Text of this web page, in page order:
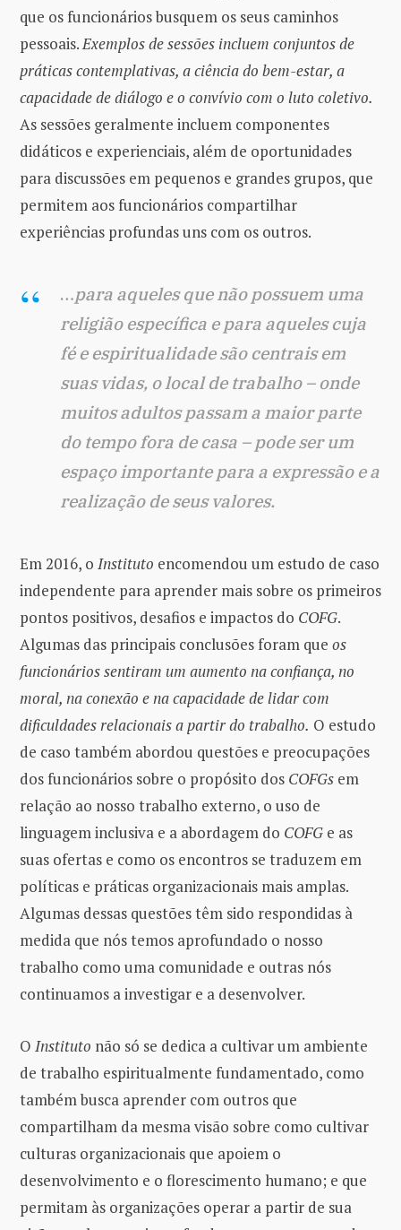
que os funcionários busquem os seus caminhos
pessoais.Exemplos de sessões incluem conjuntos de
práticas contemplativas, a ciência do bem-estar, a
capacidade de diálogo e o convívio com o luto coletivo.
As sessões geralmente incluem componentes
didáticos e experienciais, além de oportunidades
para discussões em pequenos e grandes grupos, que
permitem aos funcionários compartilhar
experiências profundas uns com os outros.
…para aqueles que não possuem uma
religião específica e para aqueles cuja
fé e espiritualidade são centrais em
suas vidas, o local de trabalho – onde
muitos adultos passam a maior parte
do tempo fora de casa – pode ser um
espaço importante para a expressão e a
realização de seus valores.
Em 2016, o Instituto encomendou um estudo de caso
independente para aprender mais sobre os primeiros
pontos positivos, desafios e impactos do COFG.
Algumas das principais conclusões foram que os
funcionários sentiram um aumento na confiança, no
moral, na conexão e na capacidade de lidar com
dificuldades relacionais a partir do trabalho. O estudo
de caso também abordou questões e preocupações
dos funcionários sobre o propósito dos COFGs em
relação ao nosso trabalho externo, o uso de
linguagem inclusiva e a abordagem do COFG e as
suas ofertas e como os encontros se traduzem em
políticas e práticas organizacionais mais amplas.
Algumas dessas questões têm sido respondidas à
medida que nós temos aprofundado o nosso
trabalho como uma comunidade e outras nós
continuamos a investigar e a desenvolver.
O Instituto não só se dedica a cultivar um ambiente
de trabalho espiritualmente fundamentado, como
também busca aprender com outros que
compartilham da mesma visão sobre como cultivar
culturas organizacionais que apoiem o
desenvolvimento e o florescimento humano; e que
permitam às organizações operar a partir de sua